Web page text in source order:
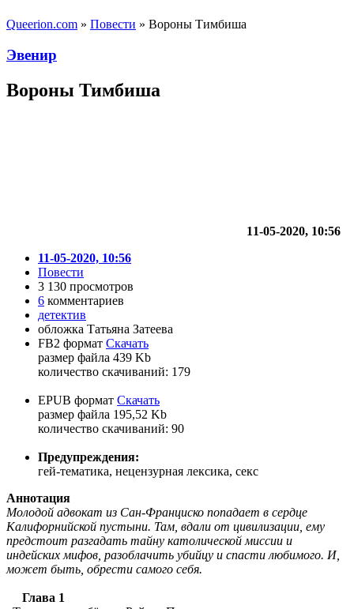
Queerion.com » Повести » Вороны Тимбиша
Эвенир
Вороны Тимбиша
11-05-2020, 10:56
11-05-2020, 10:56
Повести
3 130 просмотров
6 комментариев
детектив
обложка Татьяна Затеева
FB2 формат Скачать
размер файла 439 Kb
количество cкачиваний: 179
EPUB формат Скачать
размер файла 195,52 Kb
количество cкачиваний: 90
Предупреждения:
гей-тематика, нецензурная лексика, секс
Аннотация
Молодой адвокат из Сан-Франциско попадает в сердце
Калифорнийской пустыни. Там, вдали от цивилизации, ему
предстоит разгадать тайну католической миссии и
индейских мифов, разоблачить убийцу и спасти любимого. И,
может быть, обрести самого себя.
Глава 1